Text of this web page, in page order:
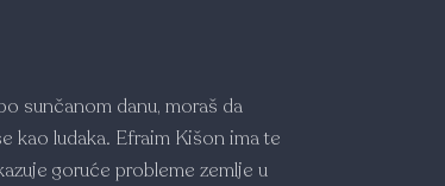
sunčanom danu, moraš da
kao ludaka. Efraim Kišon ima te
goruće probleme zemlje u